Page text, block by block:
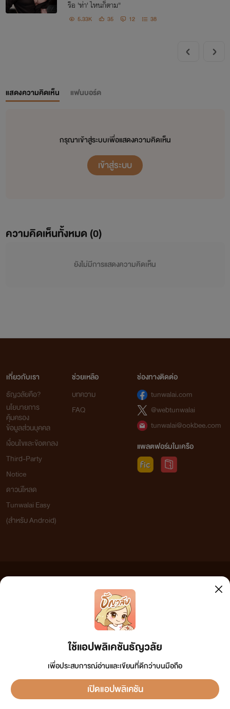
รือ 'ท่า' ไหนก็ตาม"
5.33K 35 12 38
แสดงความคิดเห็น แฟนบอร์ด
กรุณาเข้าสู่ระบบเพื่อแสดงความคิดเห็น
เข้าสู่ระบบ
ความคิดเห็นทั้งหมด (0)
ยังไม่มีการแสดงความคิดเห็น
ใช้แอปพลิเคชันธัญวลัย
เพื่อประสบการณ์อ่านและเขียนที่ดีกว่าบนมือถือ
เปิดแอปพลิเคชัน
เกี่ยวกับเรา
ธัญวลัยคือ?
นโยบายการ
คุ้มครอง
ข้อมูลส่วนบุคคล
เงื่อนไขและข้อตกลง
Third-Party
Notice
ดาวน์โหลด
Tunwalai Easy
(สำหรับ Android)
ช่วยเหลือ
บทความ
FAQ
ช่องทางติดต่อ
tunwalai.com
@webtunwalai
tunwalai@ookbee.com
แพลตฟอร์มในเครือ
เว็บไซต์แห่งนี้ไม่ได้เห็นด้วยและไม่ขอรับผิดชอบต่อข้อความใดๆ ทั้งสิ้น ดังนั้นผู้อ่านทุกท่านโปรดใช้
วิจารณญาณในการกลั่นกรองด้วยตนเอง และหากท่านพบข้อความใดๆ ที่ขัดต่อกฎหมายและศีลธรรม
เพื่อทีมงานจะได้ดำเนินการในทันที ทั้งนี้ ทางเว็บไซต์ขอสงวน
ลิขสิทธิ์ตามพระราชบัญญัติลิขสิทธิ์ (ฉบับเพิ่มเติม) พ.ศ.2558